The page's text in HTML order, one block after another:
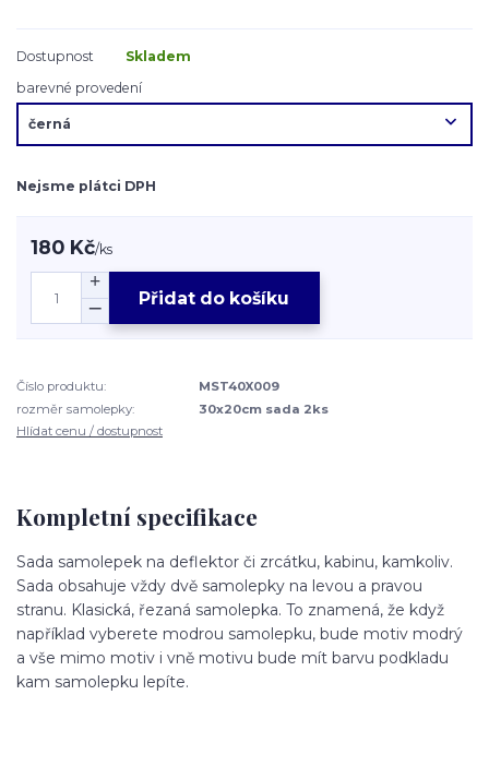
Dostupnost
Skladem
barevné provedení
Nejsme plátci DPH
180 Kč/ks
Přidat do košíku
Číslo produktu:
MST40X009
rozměr samolepky:
30x20cm sada 2ks
Hlídat cenu / dostupnost
Kompletní specifikace
Sada samolepek na deflektor či zrcátku, kabinu, kamkoliv.
Sada obsahuje vždy dvě samolepky na levou a pravou
stranu. Klasická, řezaná samolepka. To znamená, že když
například vyberete modrou samolepku, bude motiv modrý
a vše mimo motiv i vně motivu bude mít barvu podkladu
kam samolepku lepíte.